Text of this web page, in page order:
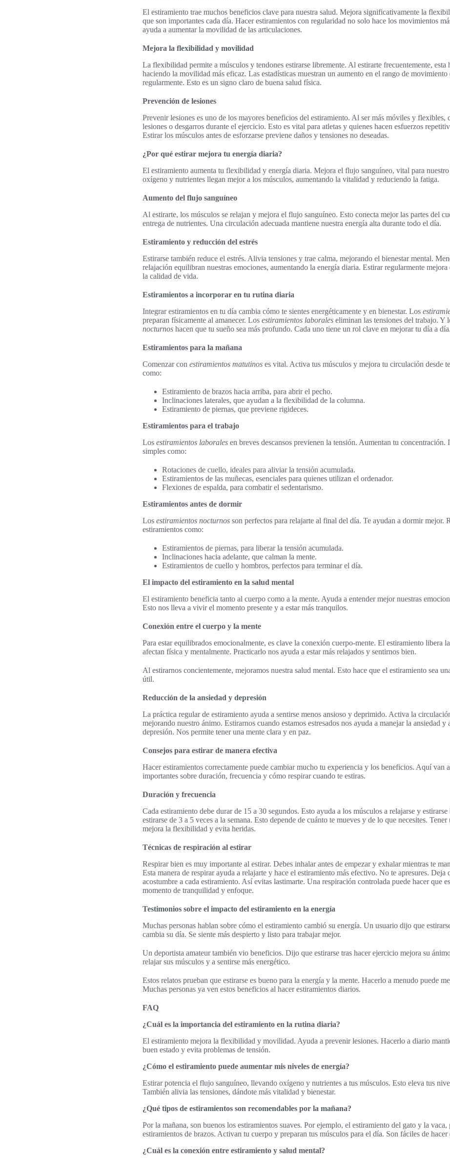
El estiramiento trae muchos beneficios clave para nuestra salud. Mejora significativamente la
que son importantes cada día. Hacer estiramientos con regularidad no solo hace los movimientos
ayuda a aumentar la movilidad de las articulaciones.
Mejora la flexibilidad y movilidad
La flexibilidad permite a músculos y tendones estirarse libremente. Al estirarte frecuentemente, esta
haciendo la movilidad más eficaz. Las estadísticas muestran un aumento en el rango de movimiento
regularmente. Esto es un signo claro de buena salud física.
Prevención de lesiones
Prevenir lesiones es uno de los mayores beneficios del estiramiento. Al ser más móviles y flexibles,
lesiones o desgarros durante el ejercicio. Esto es vital para atletas y quienes hacen esfuerzos
Estirar los músculos antes de esforzarse previene daños y tensiones no deseadas.
¿Por qué estirar mejora tu energía diaria?
El estiramiento aumenta tu flexibilidad y energía diaria. Mejora el flujo sanguíneo, vital para nuestro
oxígeno y nutrientes llegan mejor a los músculos, aumentando la vitalidad y reduciendo la fatiga.
Aumento del flujo sanguíneo
Al estirarte, los músculos se relajan y mejora el flujo sanguíneo. Esto conecta mejor las partes del
entrega de nutrientes. Una circulación adecuada mantiene nuestra energía alta durante todo el día.
Estiramiento y reducción del estrés
Estirarse también reduce el estrés. Alivia tensiones y trae calma, mejorando el bienestar mental.
relajación equilibran nuestras emociones, aumentando la energía diaria. Estirar regularmente
la calidad de vida.
Estiramientos a incorporar en tu rutina diaria
Integrar estiramientos en tu día cambia cómo te sientes energéticamente y en bienestar. Los
preparan físicamente al amanecer. Los estiramientos laborales eliminan las tensiones del trabajo. Y
nocturnos hacen que tu sueño sea más profundo. Cada uno tiene un rol clave en mejorar tu día a día.
Estiramientos para la mañana
Comenzar con estiramientos matutinos es vital. Activa tus músculos y mejora tu circulación desde
como:
Estiramiento de brazos hacia arriba, para abrir el pecho.
Inclinaciones laterales, que ayudan a la flexibilidad de la columna.
Estiramiento de piernas, que previene rigideces.
Estiramientos para el trabajo
Los estiramientos laborales en breves descansos previenen la tensión. Aumentan tu concentración.
simples como:
Rotaciones de cuello, ideales para aliviar la tensión acumulada.
Estiramientos de las muñecas, esenciales para quienes utilizan el ordenador.
Flexiones de espalda, para combatir el sedentarismo.
Estiramientos antes de dormir
Los estiramientos nocturnos son perfectos para relajarte al final del día. Te ayudan a dormir mejor.
estiramientos como:
Estiramientos de piernas, para liberar la tensión acumulada.
Inclinaciones hacia adelante, que calman la mente.
Estiramientos de cuello y hombros, perfectos para terminar el día.
El impacto del estiramiento en la salud mental
El estiramiento beneficia tanto al cuerpo como a la mente. Ayuda a entender mejor nuestras
Esto nos lleva a vivir el momento presente y a estar más tranquilos.
Conexión entre el cuerpo y la mente
Para estar equilibrados emocionalmente, es clave la conexión cuerpo-mente. El estiramiento libera
afectan física y mentalmente. Practicarlo nos ayuda a estar más relajados y sentirnos bien.
Al estirarnos concientemente, mejoramos nuestra salud mental. Esto hace que el estiramiento sea
útil.
Reducción de la ansiedad y depresión
La práctica regular de estiramiento ayuda a sentirse menos ansioso y deprimido. Activa la
mejorando nuestro ánimo. Estirarnos cuando estamos estresados nos ayuda a manejar la ansiedad y
depresión. Nos permite tener una mente clara y en paz.
Consejos para estirar de manera efectiva
Hacer estiramientos correctamente puede cambiar mucho tu experiencia y los beneficios. Aquí van
importantes sobre duración, frecuencia y cómo respirar cuando te estiras.
Duración y frecuencia
Cada estiramiento debe durar de 15 a 30 segundos. Esto ayuda a los músculos a relajarse y
estirarse de 3 a 5 veces a la semana. Esto depende de cuánto te mueves y de lo que necesites.
mejora la flexibilidad y evita heridas.
Técnicas de respiración al estirar
Respirar bien es muy importante al estirar. Debes inhalar antes de empezar y exhalar mientras te
Esta manera de respirar ayuda a relajarte y hace el estiramiento más efectivo. No te apresures. Deja
acostumbre a cada estiramiento. Así evitas lastimarte. Una respiración controlada puede hacer que
momento de tranquilidad y enfoque.
Testimonios sobre el impacto del estiramiento en la energía
Muchas personas hablan sobre cómo el estiramiento cambió su energía. Un usuario dijo que
cambia su día. Se siente más despierto y listo para trabajar mejor.
Un deportista amateur también vio beneficios. Dijo que estirarse tras hacer ejercicio mejora su
relajar sus músculos y a sentirse más energético.
Estos relatos prueban que estirarse es bueno para la energía y la mente. Hacerlo a menudo puede
Muchas personas ya ven estos beneficios al hacer estiramientos diarios.
FAQ
¿Cuál es la importancia del estiramiento en la rutina diaria?
El estiramiento mejora la flexibilidad y movilidad. Ayuda a prevenir lesiones. Hacerlo a diario
buen estado y evita problemas de tensión.
¿Cómo el estiramiento puede aumentar mis niveles de energía?
Estirar potencia el flujo sanguíneo, llevando oxígeno y nutrientes a tus músculos. Esto eleva tus
También alivia las tensiones, dándote más vitalidad y bienestar.
¿Qué tipos de estiramientos son recomendables por la mañana?
Por la mañana, son buenos los estiramientos suaves. Por ejemplo, el estiramiento del gato y la
estiramientos de brazos. Activan tu cuerpo y preparan tus músculos para el día. Son fáciles de hacer
¿Cuál es la conexión entre estiramiento y salud mental?